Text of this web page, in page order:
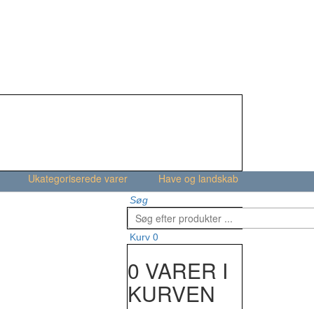
Ukategoriserede varer Have og landskab
Søg
Kurv 0
0 VARER I
KURVEN